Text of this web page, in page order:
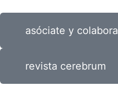
asóciate y colabora
revista cerebrum